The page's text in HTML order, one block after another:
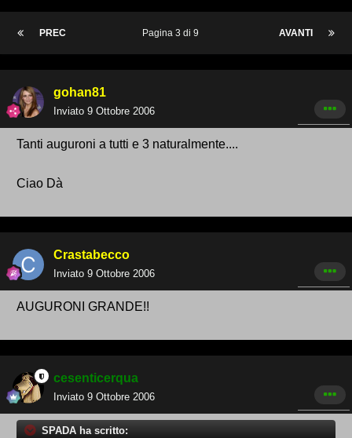
PREC AVANTI
Pagina 3 di 9
gohan81
Inviato 9 Ottobre 2006
Tanti auguroni a tutti e 3 naturalmente....
Ciao Dà
Crastabecco
Inviato 9 Ottobre 2006
AUGURONI GRANDE!!
cesenticerqua
Inviato 9 Ottobre 2006
SPADA ha scritto: